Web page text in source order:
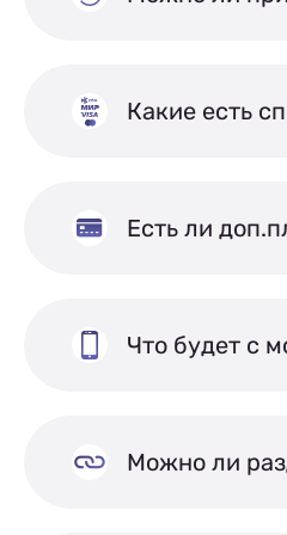
Какие есть
Есть ли
Что будет с
Можно ли